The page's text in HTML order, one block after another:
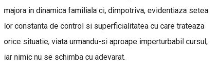
majora in dinamica familiala ci, dimpotriva, evidentiaza setea
lor constanta de control si superficialitatea cu care trateaza
orice situatie, viata urmandu-si aproape imperturbabil cursul,
iar nimic nu se schimba cu adevarat.